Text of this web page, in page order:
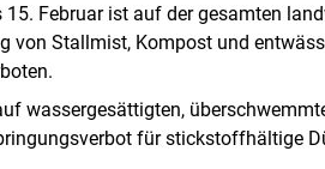
15. Februar ist auf der gesamten
von Stallmist, Kompost und
wassergesättigten,
für stickstoffhältige